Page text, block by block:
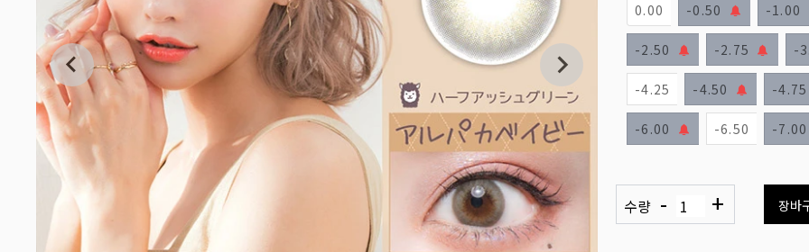
0.00 -0.50 -1.00
-2.50 -2.75 -
-4.25 -4.50 -4.75
-6.00 -6.50 -7.00
수량 - + 장바